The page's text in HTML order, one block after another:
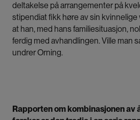
deltakelse på arrangementer på
stipendiat fikk høre av sin
at han, med hans familiesituasjon,
ferdig med avhandlingen. Ville man
undrer Orning.
Rapporten om kombinasjonen